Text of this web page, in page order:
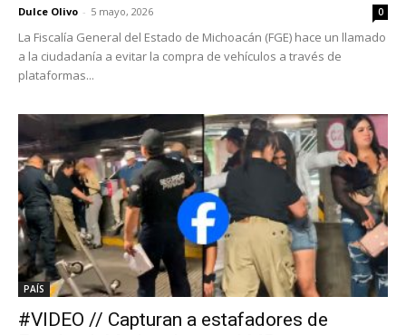
Dulce Olivo - 5 mayo, 2026 0
La Fiscalía General del Estado de Michoacán (FGE) hace un llamado
a la ciudadanía a evitar la compra de vehículos a través de
plataformas...
PAÍS
#VIDEO // Capturan a estafadores de